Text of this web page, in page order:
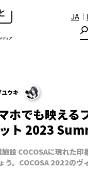
JA
ウキ
ホでも映える
ト 2023
設 COCOSAに現れた印
う。COCOSA 2022のヴ